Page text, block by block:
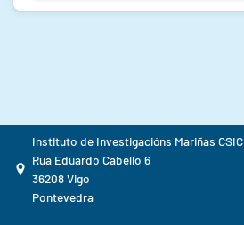
Frontiers in Marine Science
Instituto de Investigacións Mariñas CSIC
Rua Eduardo Cabello 6
36208 Vigo
Pontevedra